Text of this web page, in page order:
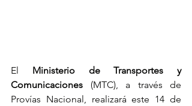
El Ministerio de Transportes y
Comunicaciones (MTC), a través de
Provías Nacional, realizará este 14 de